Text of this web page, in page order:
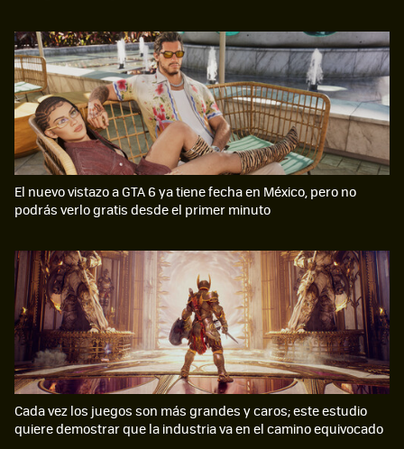
El nuevo vistazo a GTA 6 ya tiene fecha en México, pero no
podrás verlo gratis desde el primer minuto
Cada vez los juegos son más grandes y caros; este estudio
quiere demostrar que la industria va en el camino equivocado